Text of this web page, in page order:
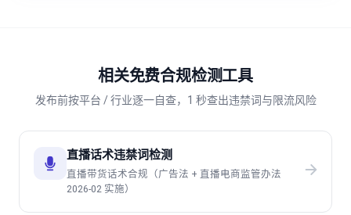
相关免费合规检测工具
发布前按平台 / 行业逐一自查，1 秒查出违禁词与限流风险
直播话术违禁词检测
直播带货话术合规（广告法 + 直播电商监管办法
2026-02 实施）